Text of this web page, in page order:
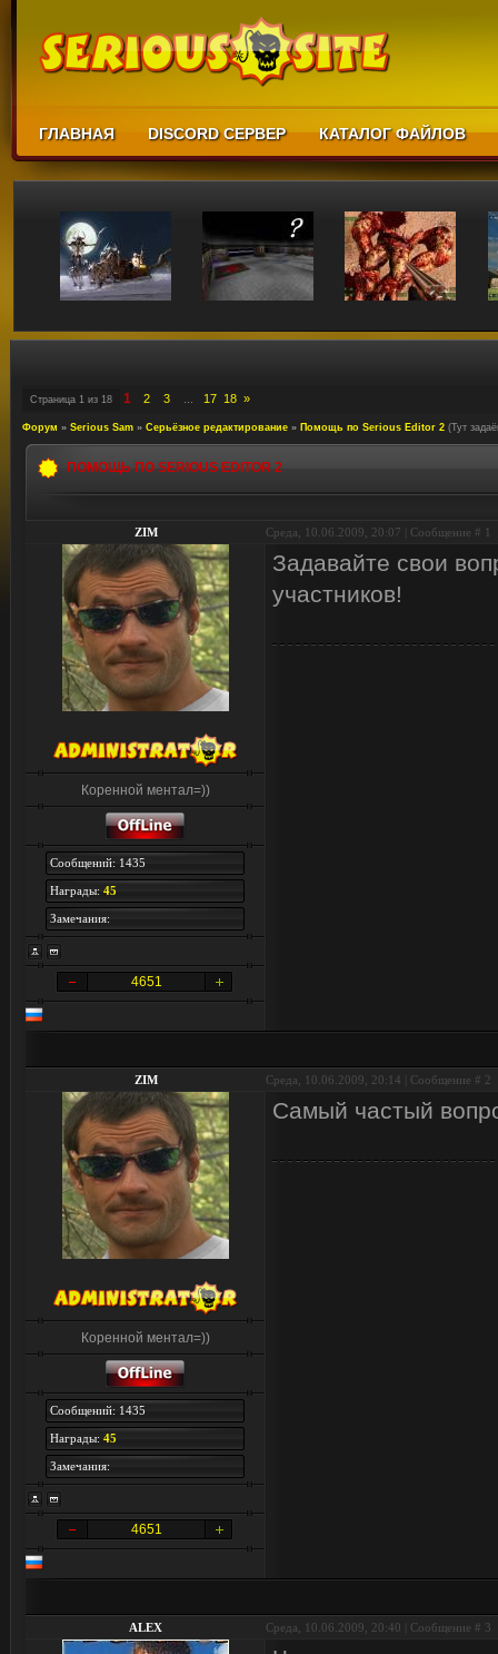
ГЛАВНАЯ DISCORD СЕРВЕР КАТАЛОГ ФАЙЛОВ
Страница 1 из 18 1 2 3 … 17 18 »
Форум » Serious Sam » Серьёзное редактирование » Помощь по Serious Editor 2 (Тут
ПОМОЩЬ ПО SERIOUS EDITOR 2
ZIM Среда, 10.06.2009, 20:07 | Сообщение # 1
Коренной ментал=))
Сообщений: 1435
Награды: 45
Замечания:
4651
Задавайте свои
участников!
ZIM Среда, 10.06.2009, 20:14 | Сообщение # 2
Коренной ментал=))
Сообщений: 1435
Награды: 45
Замечания:
4651
Самый частый
ALEX Среда, 10.06.2009, 20:40 | Сообщение # 3